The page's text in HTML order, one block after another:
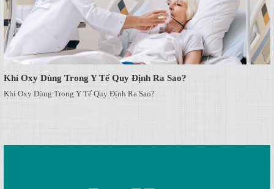
Khí Oxy Dùng Trong Y Tế Quy Định Ra Sao?
Khí Oxy Dùng Trong Y Tế Quy Định Ra Sao?